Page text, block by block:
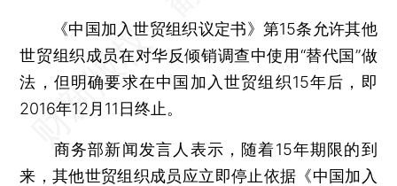
《中国加入世贸组织议定书》第15条允许其他
世贸组织成员在对华反倾销调查中使用“替代国”做
法，但明确要求在中国加入世贸组织15年后，即
2016年12月11日终止。
商务部新闻发言人表示，随着15年期限的到
来，其他世贸组织成员应立即停止依据《中国加入